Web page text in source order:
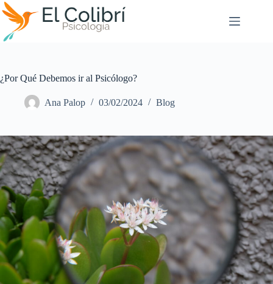
Saltar
al
contenido
¿Por Qué Debemos ir al Psicólogo?
Ana Palop 03/02/2024 Blog